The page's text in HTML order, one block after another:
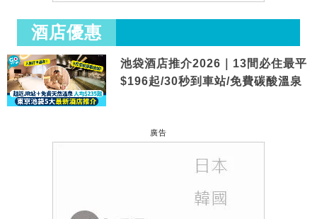
酒店優惠
池袋酒店推介2026｜13間必住最平
$196起/30秒到車站/免費碳酸溫泉
廣告